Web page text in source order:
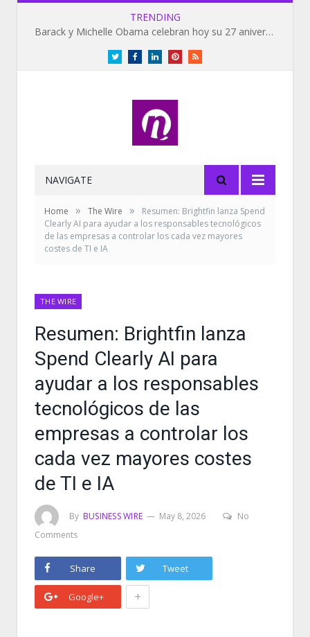
TRENDING
Barack y Michelle Obama celebran hoy su 27 aniversario de bodas
TwitterFacebookLinkedInPinterestRSS
NAVIGATE
Home » The Wire »
Resumen: Brightfin lanza Spend
Clearly AI para ayudar a los responsables tecnológicos
de las empresas a controlar los cada vez mayores
costes de TI e IA
THE WIRE
Resumen: Brightfin lanza
Spend Clearly AI para
ayudar a los responsables
tecnológicos de las
empresas a controlar los
cada vez mayores costes
de TI e IA
By BUSINESS WIRE May 8, 2026
No
Comments
Share Tweet
Google+ +